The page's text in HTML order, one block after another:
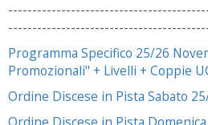
Programma Specifico 25/26
Promozionali" + Livelli + Coppie
Ordine Discese in Pista Sabato